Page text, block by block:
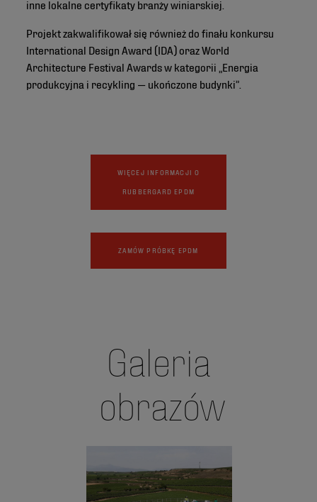
inne lokalne certyfikaty branży winiarskiej.
Projekt zakwalifikował się również do finału konkursu
International Design Award (IDA) oraz World
Architecture Festival Awards w kategorii „Energia
produkcyjna i recykling — ukończone budynki”.
WIĘCEJ INFORMACJI O
RUBBERGARD EPDM
ZAMÓW PRÓBKĘ EPDM
Galeria
obrazów